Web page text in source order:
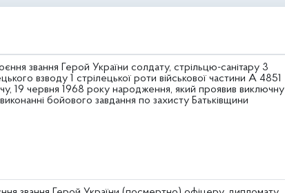
звання Герой України солдату, стрільцю-санітару 3
взводу 1 стрілецької роти військової частини А 4851
19 червня 1968 року народження, який проявив виключну
бойового завдання по захисту Батьківщини